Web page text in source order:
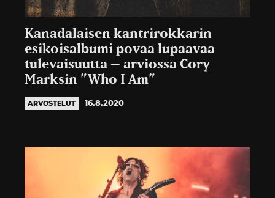
Kanadalaisen kantrirokkarin
esikoisalbumi povaa lupaavaa
tulevaisuutta – arviossa Cory
Marksin ”Who I Am”
ARVOSTELUT 16.8.2020